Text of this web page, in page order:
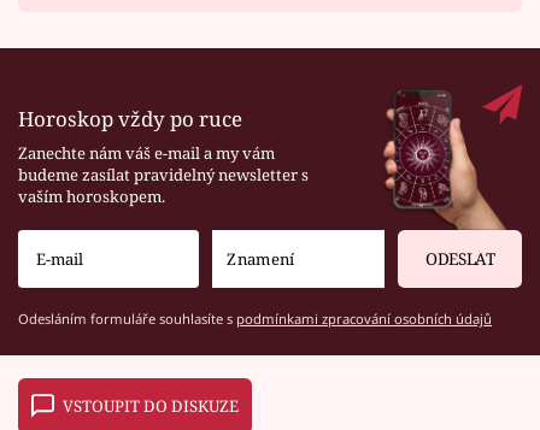
Horoskop vždy po ruce
Zanechte nám váš e-mail a my vám
budeme zasílat pravidelný newsletter s
vaším horoskopem.
ODESLAT
Odesláním formuláře souhlasíte s podmínkami zpracování osobních údajů
VSTOUPIT DO DISKUZE